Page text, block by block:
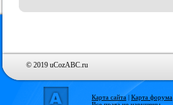
© 2019 uCozABC.ru
Карта сайта | Карта форума